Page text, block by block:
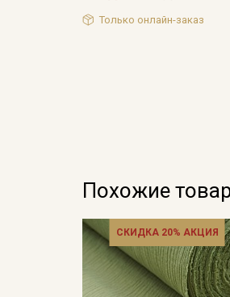
Только онлайн-заказ
Похожие
СКИДКА 20% АКЦИЯ